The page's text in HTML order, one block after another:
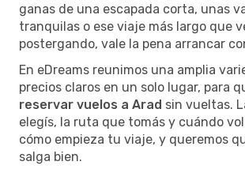
ganas de una escapada corta, unas
tranquilas o ese viaje más largo que
postergando, vale la pena arrancar
En eDreams reunimos una amplia
precios claros en un solo lugar, para
reservar vuelos a Arad sin vueltas.
elegís, la ruta que tomás y cuándo
cómo empieza tu viaje, y queremos
salga bien.